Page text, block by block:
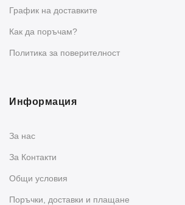
График на доставките
Как да поръчам?
Политика за поверителност
Информация
За нас
За Контакти
Общи условия
Поръчки, доставки и плащане